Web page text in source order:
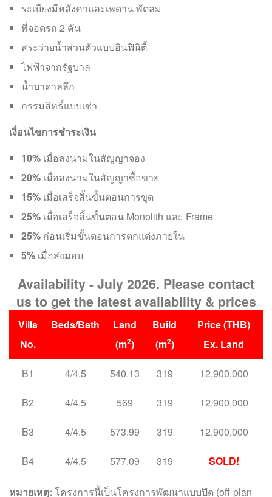
ระเบียงมีหลังคาและเพดาน พัดลม
ที่จอดรถ 2 คัน
สระว่ายน้ำส่วนตัวแบบอินฟินิตี้
ไฟฟ้าจากรัฐบาล
น้ำบาดาลลึก
กรรมสิทธิ์แบบเช่า
เงื่อนไขการชำระเงิน
10% เมื่อลงนามในสัญญาจอง
20% เมื่อลงนามในสัญญาซื้อขาย
15% เมื่อเสร็จสิ้นขั้นตอนการขุด
25% เมื่อเสร็จสิ้นขั้นตอน Monolith และ Frame
25% ก่อนเริ่มขั้นตอนการตกแต่งภายใน
5% เมื่อส่งมอบ
Availability - July 2026. Please contact
us to get the latest availability & prices
Villa
No.
Beds/Bath
Land
(m2)
Build
(m2)
Price (THB)
Ex. Land
B1 4/4.5 540.13 319 12,900,000
B2 4/4.5 569 319 12,900,000
B3 4/4.5 573.99 319 12,900,000
B4 4/4.5 577.09 319 SOLD!
หมายเหตุ: โครงการนี้เป็นโครงการพัฒนาแบบปิด (off-plan